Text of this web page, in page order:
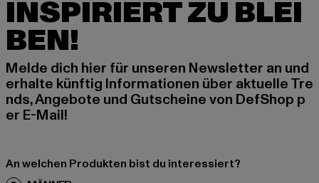
INSPIRIERT ZU BLEI
BEN!
Melde dich hier für unseren Newsletter an und
erhalte künftig Informationen über aktuelle Tre
nds, Angebote und Gutscheine von DefShop p
er E-Mail!
An welchen Produkten bist du interessiert?